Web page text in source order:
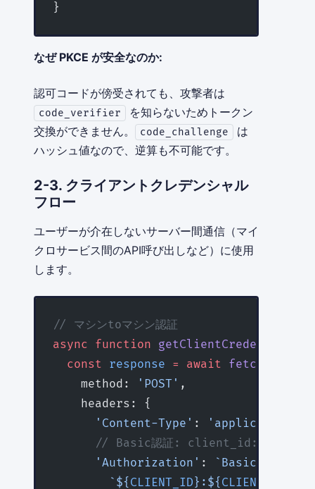
}
なぜ PKCE が安全なのか:
認可コードが傍受されても、攻撃者は
code_verifier
を知らないためトークン
交換ができません。
code_challenge
は
ハッシュ値なので、逆算も不可能です。
2-3. クライアントクレデンシャル
フロー
ユーザーが介在しないサーバー間通信（マイ
クロサービス間のAPI呼び出しなど）に使用
します。
// マシンtoマシン認証
async function
  const
response = await fetch
    method:
'POST' ,
    headers: {
      'Content-Type'
:
'application/x-
// Basic認証:
      'Authorization'
: `Basic ${
        `${
CLIENT_ID }:${ CLIENT_SECRET